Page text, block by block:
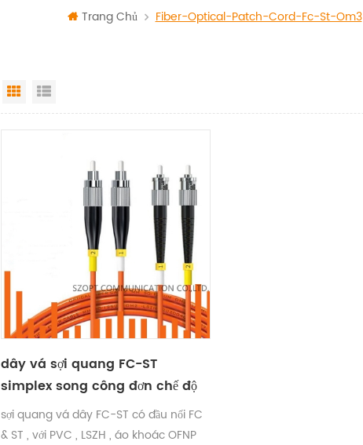
Trang Chủ Fiber-Optical-Patch-Cord-Fc-St-Om3
Grid View
dây vá sợi quang FC-ST
simplex song công đơn chế độ
MM OM3 OM4 OM5
sợi quang vá dây FC-ST có đầu nối FC
& ST , với PVC , LSZH , áo khoác OFNP